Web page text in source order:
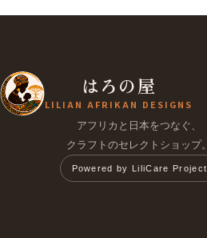
はろの屋
LILIAN AFRIKAN DESIGNS
アフリカと日本をつなぐ、
クラフトのセレクトショップ。
Powered by LiliCare Project